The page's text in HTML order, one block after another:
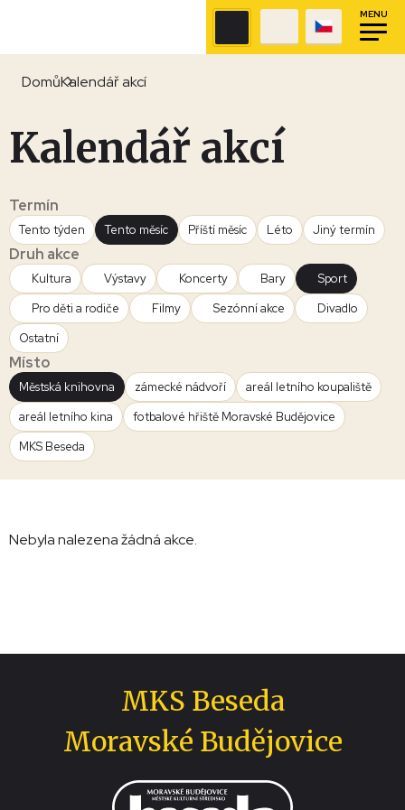
MENU
DomůKalendář akcí
Kalendář akcí
Termín
Tento týden Tento měsíc Příští měsíc Léto Jiný termín
Druh akce
Kultura Výstavy Koncerty Bary
Sport
Pro děti a rodiče
Filmy Sezónní akce
Divadlo
Ostatní
Místo
Městská knihovna zámecké nádvoří
areál letního koupaliště
areál letního kina
fotbalové hřiště Moravské Budějovice
MKS Beseda
Nebyla nalezena žádná akce.
MKS Beseda
Moravské Budějovice